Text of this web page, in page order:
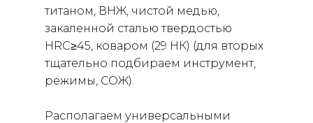
титаном, ВНЖ, чистой медью,
закаленной сталью твердостью
HRC≥45, коваром (29 НК) (для вторых
тщательно подбираем инструмент,
режимы, СОЖ).
Располагаем универсальными